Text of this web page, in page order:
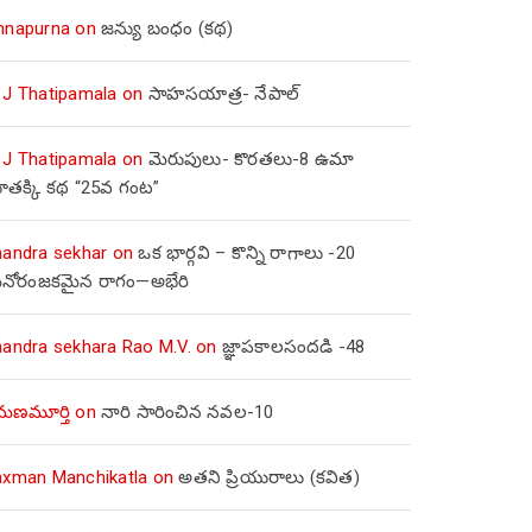
onజన్యు బంధం (కథ)
Thatipamala on సాహసయాత్ర- నేపాల్‌
Thatipamala on మెరుపులు- కొరతలు-8 ఉమా
కథ “25వ గంట”
sekhar onఒక భార్గవి – కొన్ని రాగాలు -20
రాగం—అభేరి
sekhara Rao M.V. on జ్ఞాపకాలసందడి -48
onనారి సారించిన నవల-10
Manchikatla onఅతని ప్రియురాలు (కవిత)